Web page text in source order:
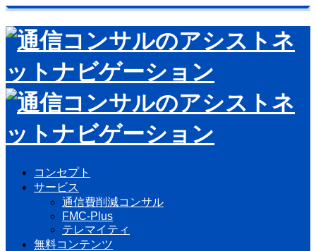
コンセプト
サービス
通信費削減コンサル
FMC-Plus
テレマイティ
無料コンテンツ